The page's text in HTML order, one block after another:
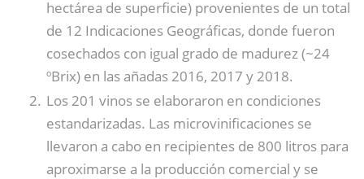
hectárea de superficie) provenientes de un total
de 12 Indicaciones Geográficas, donde fueron
cosechados con igual grado de madurez (~24
ºBrix) en las añadas 2016, 2017 y 2018.
Los 201 vinos se elaboraron en condiciones
estandarizadas. Las microvinificaciones se
llevaron a cabo en recipientes de 800 litros para
aproximarse a la producción comercial y se